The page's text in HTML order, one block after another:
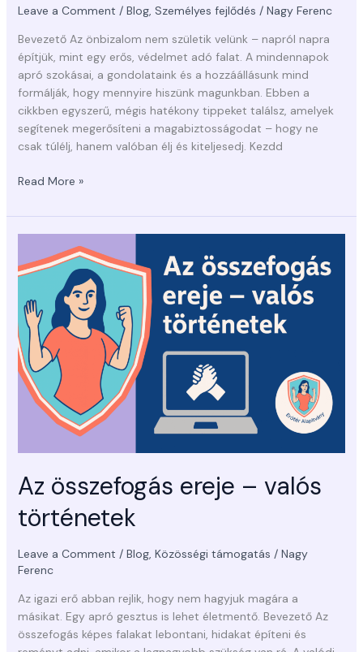
Leave a Comment / Blog, Személyes fejlődés / Nagy Ferenc
Bevezető Az önbizalom nem születik velünk – napról napra
építjük, mint egy erős, védelmet adó falat. A mindennapok
apró szokásai, a gondolataink és a hozzáállásunk mind
formálják, hogy mennyire hiszünk magunkban. Ebben a
cikkben egyszerű, mégis hatékony tippeket találsz, amelyek
segítenek megerősíteni a magabiztosságodat – hogy ne
csak túlélj, hanem valóban élj és kiteljesedj. Kezdd
Read More »
Az összefogás ereje – valós
történetek
Leave a Comment / Blog, Közösségi támogatás / Nagy
Ferenc
Az igazi erő abban rejlik, hogy nem hagyjuk magára a
másikat. Egy apró gesztus is lehet életmentő. Bevezető Az
összefogás képes falakat lebontani, hidakat építeni és
összefogás
ereje
valós
történetek